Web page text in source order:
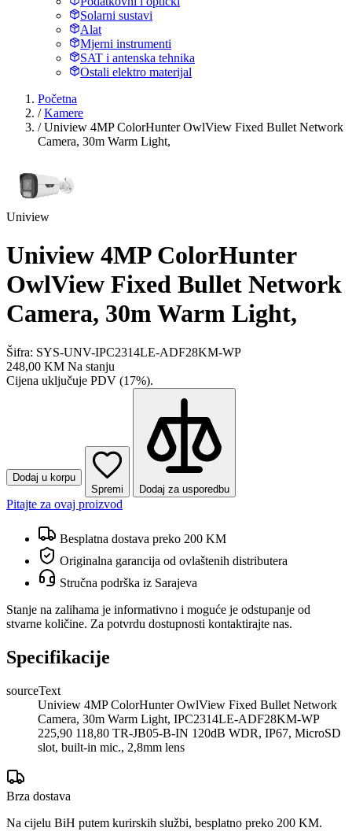
Solarni sustavi
Alat
Mjerni instrumenti
SAT i antenska tehnika
Ostali elektro materijal
Početna
/ Kamere
/ Uniview 4MP ColorHunter OwlView Fixed Bullet Network
Camera, 30m Warm Light,
Uniview
Uniview 4MP ColorHunter
OwlView Fixed Bullet Network
Camera, 30m Warm Light,
Šifra: SYS-UNV-IPC2314LE-ADF28KM-WP
248,00 KM Na stanju
Cijena uključuje PDV (17%).
Dodaj u korpu
Spremi
Dodaj za usporedbu
Pitajte za ovaj proizvod
Besplatna dostava preko 200 KM
Originalna garancija od ovlaštenih distributera
Stručna podrška iz Sarajeva
Stanje na zalihama je informativno i moguće je odstupanje od
stvarne količine. Za potvrdu dostupnosti kontaktirajte nas.
Specifikacije
sourceText
Uniview 4MP ColorHunter OwlView Fixed Bullet Network
Camera, 30m Warm Light, IPC2314LE-ADF28KM-WP
225,90 118,80 TR-JB05-B-IN 120dB WDR, IP67, MicroSD
slot, built-in mic., 2,8mm lens
Brza dostava
Na cijelu BiH putem kurirskih službi, besplatno preko 200 KM.